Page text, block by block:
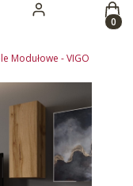
Modułowe - VIGO